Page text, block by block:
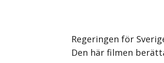
Regeringen för
Den här filmen